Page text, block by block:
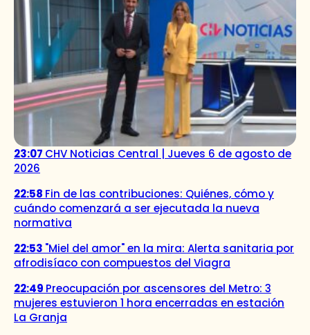
23:07 CHV Noticias Central | Jueves 6 de agosto de
2026
22:58 Fin de las contribuciones: Quiénes, cómo y
cuándo comenzará a ser ejecutada la nueva
normativa
22:53 "Miel del amor" en la mira: Alerta sanitaria por
afrodisíaco con compuestos del Viagra
22:49 Preocupación por ascensores del Metro: 3
mujeres estuvieron 1 hora encerradas en estación
La Granja